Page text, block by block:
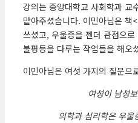
강의는 중앙대학교 사회학과 교
맡아주셨습니다. 이민아님은 책
쓰셨고, 우울증을 젠더 관점으
불평등을 다루는 작업들을 해오
이민아님은 여섯 가지의 질문으
여성이 남성
의학과 심리학은 우울